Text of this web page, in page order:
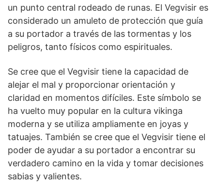
un punto central⁤ rodeado de runas. ‍El Vegvisir ​es
considerado un amuleto de ‌protección que guía
a su portador a través⁤ de las tormentas y los
peligros, tanto físicos como espirituales.
Se cree que el Vegvisir tiene la capacidad de
alejar el mal y proporcionar⁣ orientación y
claridad en momentos difíciles. Este símbolo se
⁢ha vuelto muy popular en la cultura vikinga
moderna y se ⁣utiliza ampliamente en joyas y
⁣tatuajes. También se cree⁤ que el Vegvisir tiene el
poder de ayudar a su portador a encontrar su
verdadero camino en la vida⁣ y tomar decisiones
sabias y valientes.